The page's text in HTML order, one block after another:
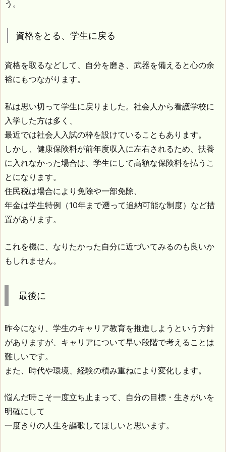
う。
資格をとる、学生に戻る
資格を取るなどして、自分を磨き、武器を備えると心の余
裕にもつながります。
私は思い切って学生に戻りました。社会人から看護学校に
入学した方は多く、
最近では社会人入試の枠を設けていることもあります。
しかし、健康保険料が前年度収入に左右されるため、扶養
に入れなかった場合は、学生にして高額な保険料を払うこ
とになります。
住民税は場合により免除や一部免除、
年金は学生特例（10年まで遡って追納可能な制度）など措
置があります。
これを機に、なりたかった自分に近づいてみるのも良いか
もしれません。
最後に
昨今になり、学生のキャリア教育を推進しようという方針
がありますが、キャリアについて早い段階で考えることは
難しいです。
また、時代や環境、経験の積み重ねにより変化します。
悩んだ時こそ一度立ち止まって、自分の目標・生きがいを
明確にして
一度きりの人生を謳歌してほしいと思います。